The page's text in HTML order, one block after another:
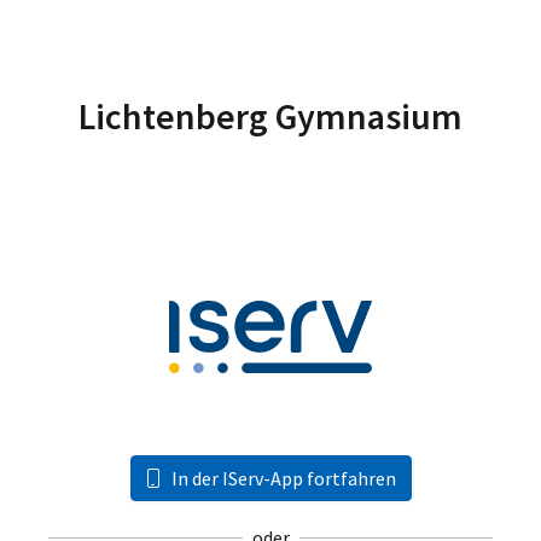
Lichtenberg Gymnasium
In der IServ-App fortfahren